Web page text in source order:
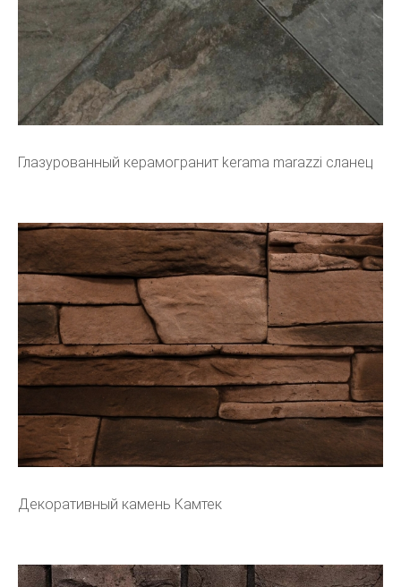
Глазурованный керамогранит kerama marazzi сланец
Декоративный камень Камтек